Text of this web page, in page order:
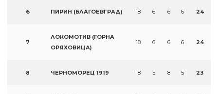
6 ПИРИН (БЛАГОЕВГРАД) 18 6 6 6 24
7
ЛОКОМОТИВ (ГОРНА
ОРЯХОВИЦА)
18 6 6 6 24
8 ЧЕРНОМОРЕЦ 1919 18 5 8 5 23